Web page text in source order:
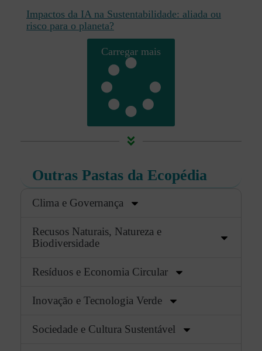
Impactos da IA na Sustentabilidade: aliada ou
risco para o planeta?
Carregar mais
Outras Pastas da Ecopédia
Clima e Governança
Recusos Naturais, Natureza e
Biodiversidade
Resíduos e Economia Circular
Inovação e Tecnologia Verde
Sociedade e Cultura Sustentável